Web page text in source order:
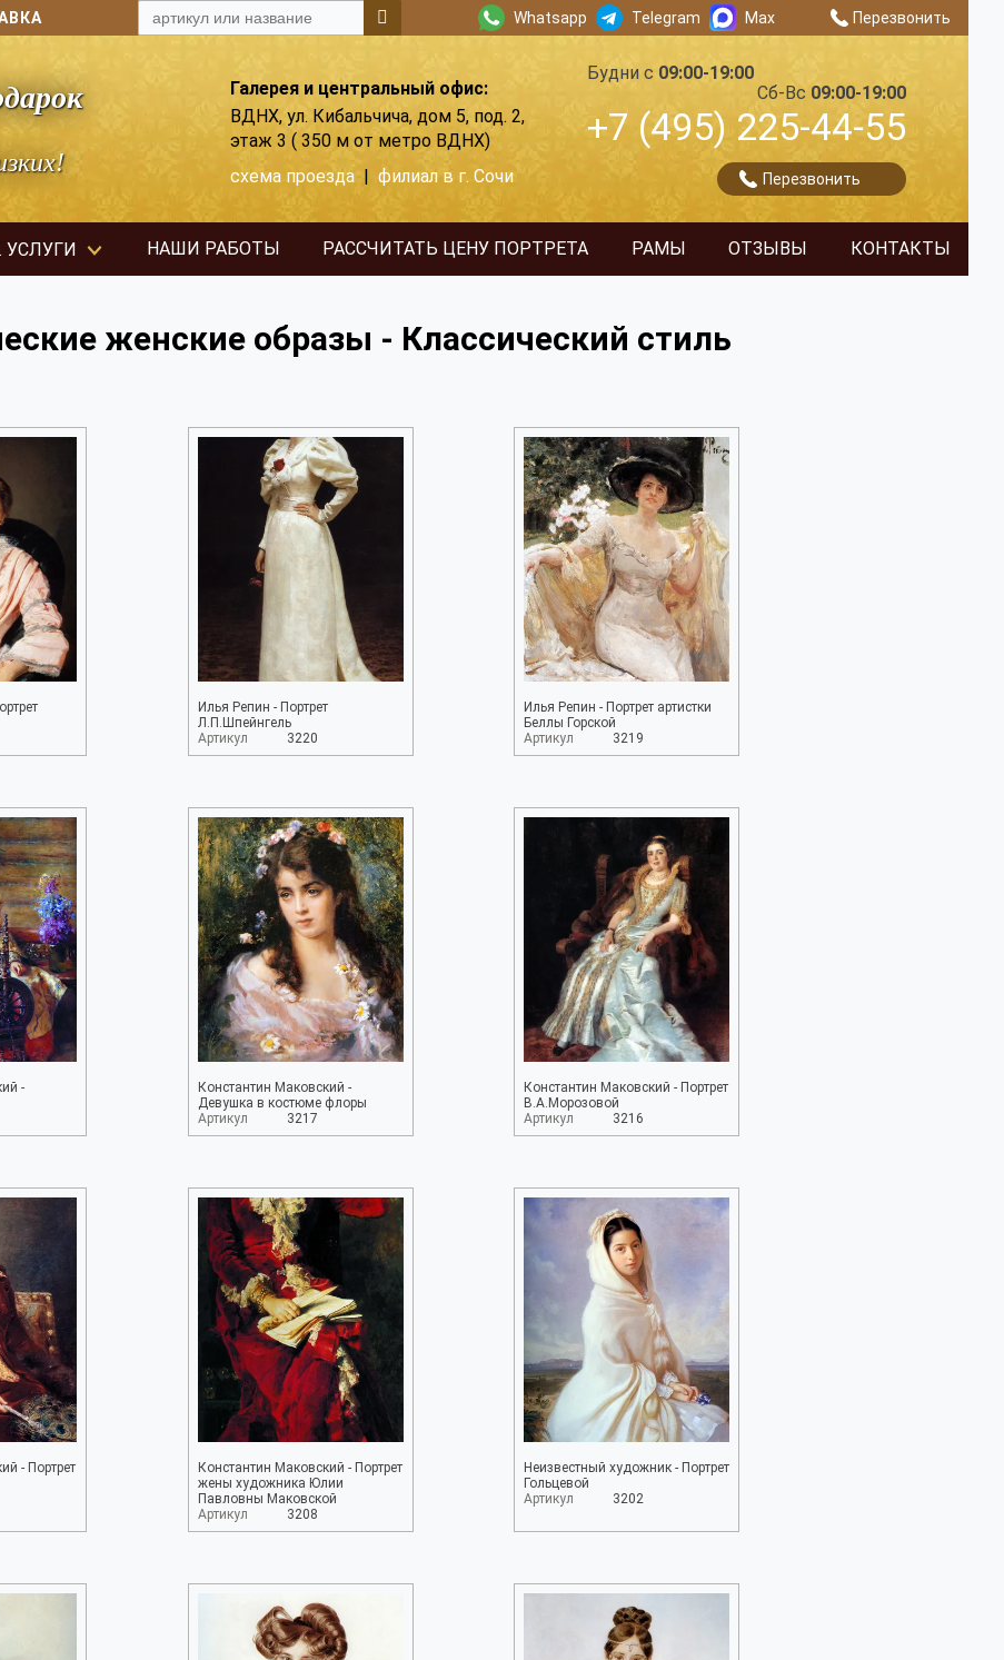
Whatsapp Telegram Max Перезвонить
Галерея и центральный офис:
ВДНХ, ул. Кибальчича, дом 5, под. 2,
этаж 3 ( 350 м от метро ВДНХ)
схема проезда |филиал в г. Сочи
Будни с 09:00-19:00
Сб-Вс 09:00-19:00
+7 (495) 225-44-55
Перезвонить
УСЛУГИ НАШИ РАБОТЫ РАССЧИТАТЬ ЦЕНУ ПОРТРЕТА РАМЫ ОТЗЫВЫ КОНТАКТЫ
женские образы - Классический стиль
Илья Репин - Портрет
Л.П.Шпейнгель
Артикул
3220
Илья Репин - Портрет артистки
Беллы Горской
Артикул
3219
-
Константин Маковский -
Девушка в костюме флоры
Артикул
3217
Константин Маковский - Портрет
В.А.Морозовой
Артикул
3216
- Портрет
Константин Маковский - Портрет
жены художника Юлии
Павловны Маковской
Артикул
3208
Неизвестный художник - Портрет
Гольцевой
Артикул
3202